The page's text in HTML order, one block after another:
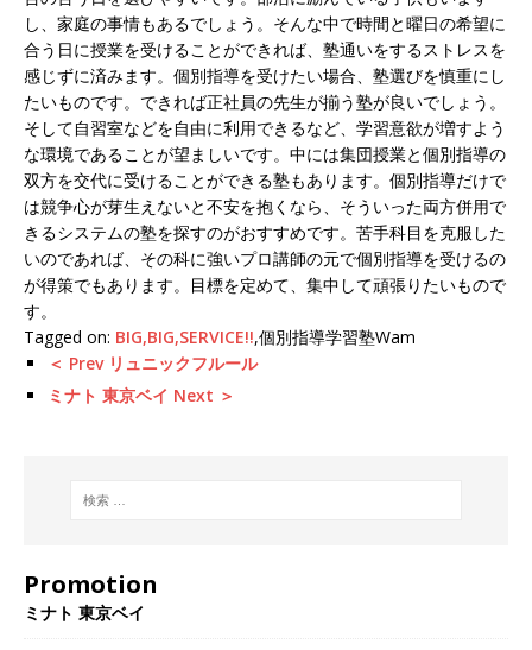
し、家庭の事情もあるでしょう。そんな中で時間と曜日の希望に
合う日に授業を受けることができれば、塾通いをするストレスを
感じずに済みます。個別指導を受けたい場合、塾選びを慎重にし
たいものです。できれば正社員の先生が揃う塾が良いでしょう。
そして自習室などを自由に利用できるなど、学習意欲が増すよう
な環境であることが望ましいです。中には集団授業と個別指導の
双方を交代に受けることができる塾もあります。個別指導だけで
は競争心が芽生えないと不安を抱くなら、そういった両方併用で
きるシステムの塾を探すのがおすすめです。苦手科目を克服した
いのであれば、その科に強いプロ講師の元で個別指導を受けるの
が得策でもあります。目標を定めて、集中して頑張りたいもので
す。
Tagged on: BIG,BIG,SERVICE!!,個別指導学習塾Wam
＜ Prev リュニックフルール
ミナト 東京ベイ Next ＞
Promotion
ミナト 東京ベイ